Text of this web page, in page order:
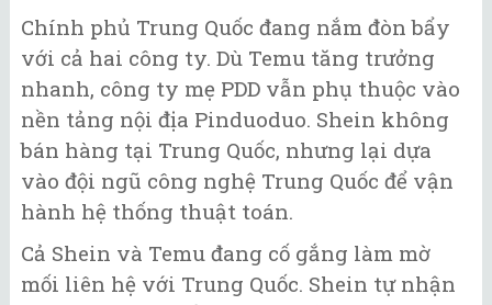
Chính phủ Trung Quốc đang nắm đòn bẩy
với cả hai công ty. Dù Temu tăng trưởng
nhanh, công ty mẹ PDD vẫn phụ thuộc vào
nền tảng nội địa Pinduoduo. Shein không
bán hàng tại Trung Quốc, nhưng lại dựa
vào đội ngũ công nghệ Trung Quốc để vận
hành hệ thống thuật toán.
Cả Shein và Temu đang cố gắng làm mờ
mối liên hệ với Trung Quốc. Shein tự nhận